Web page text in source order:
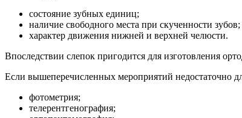
состояние зубных единиц;
наличие свободного места при скученности зубов;
характер движения нижней и верхней челюсти.
Впоследствии слепок пригодится для изготовления
Если вышеперечисленных мероприятий недостаточно
фотометрия;
телерентгенография;